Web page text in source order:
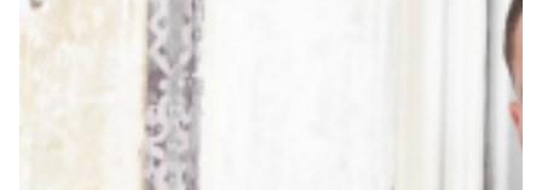
Prima squadra
Genoa for Special
Rappresentanza
Kit Gara 25/26